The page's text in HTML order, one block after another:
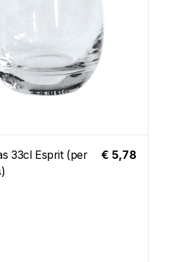
33cl Esprit (per
€ 5,78